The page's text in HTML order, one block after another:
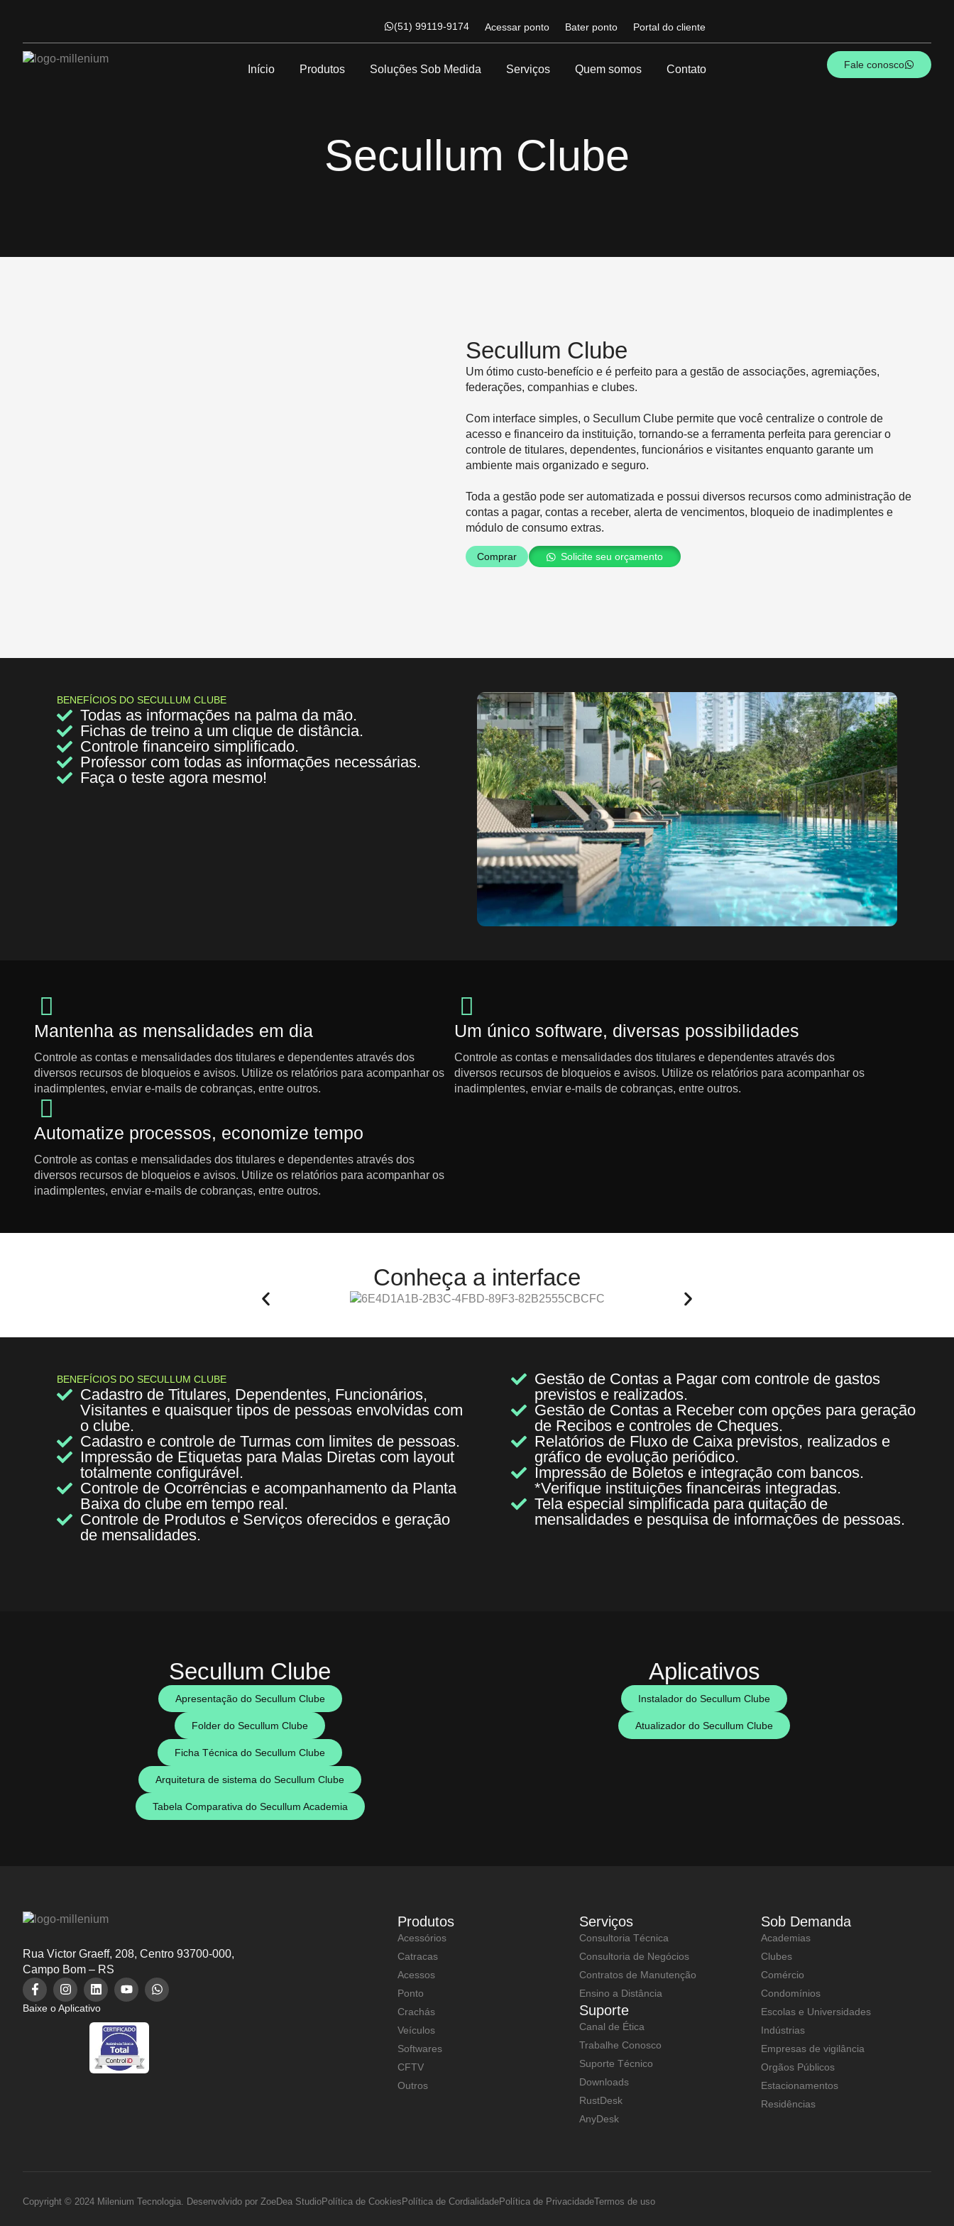
(51) 99119-9174 Acessar ponto Bater ponto Portal do cliente
Início Produtos Soluções Sob Medida Serviços Quem somos Contato Fale conosco
Secullum Clube
Secullum Clube
Um ótimo custo-benefício e é perfeito para a gestão de associações, agremiações,
federações, companhias e clubes.
Com interface simples, o Secullum Clube permite que você centralize o controle de
acesso e financeiro da instituição, tornando-se a ferramenta perfeita para gerenciar o
controle de titulares, dependentes, funcionários e visitantes enquanto garante um
ambiente mais organizado e seguro.
Toda a gestão pode ser automatizada e possui diversos recursos como administração de
contas a pagar, contas a receber, alerta de vencimentos, bloqueio de inadimplentes e
módulo de consumo extras.
Comprar Solicite seu orçamento
BENEFÍCIOS DO SECULLUM CLUBE
Todas as informações na palma da mão.
Fichas de treino a um clique de distância.
Controle financeiro simplificado.
Professor com todas as informações necessárias.
Faça o teste agora mesmo!
Mantenha as mensalidades em dia
Controle as contas e mensalidades dos titulares e dependentes através dos
diversos recursos de bloqueios e avisos. Utilize os relatórios para acompanhar os
inadimplentes, enviar e-mails de cobranças, entre outros.
Um único software, diversas possibilidades
Controle as contas e mensalidades dos titulares e dependentes através dos
diversos recursos de bloqueios e avisos. Utilize os relatórios para acompanhar os
inadimplentes, enviar e-mails de cobranças, entre outros.
Automatize processos, economize tempo
Controle as contas e mensalidades dos titulares e dependentes através dos
diversos recursos de bloqueios e avisos. Utilize os relatórios para acompanhar os
inadimplentes, enviar e-mails de cobranças, entre outros.
Conheça a interface
BENEFÍCIOS DO SECULLUM CLUBE
Cadastro de Titulares, Dependentes, Funcionários,
Visitantes e quaisquer tipos de pessoas envolvidas com
o clube.
Cadastro e controle de Turmas com limites de pessoas.
Impressão de Etiquetas para Malas Diretas com layout
totalmente configurável.
Controle de Ocorrências e acompanhamento da Planta
Baixa do clube em tempo real.
Controle de Produtos e Serviços oferecidos e geração
de mensalidades.
Gestão de Contas a Pagar com controle de gastos
previstos e realizados.
Gestão de Contas a Receber com opções para geração
de Recibos e controles de Cheques.
Relatórios de Fluxo de Caixa previstos, realizados e
gráfico de evolução periódico.
Impressão de Boletos e integração com bancos.
*Verifique instituições financeiras integradas.
Tela especial simplificada para quitação de
mensalidades e pesquisa de informações de pessoas.
Secullum Clube
Apresentação do Secullum Clube
Folder do Secullum Clube
Ficha Técnica do Secullum Clube
Arquitetura de sistema do Secullum Clube
Tabela Comparativa do Secullum Academia
Aplicativos
Instalador do Secullum Clube
Atualizador do Secullum Clube
Rua Victor Graeff, 208, Centro 93700-000,
Campo Bom – RS
Baixe o Aplicativo
Produtos
Acessórios
Catracas
Acessos
Ponto
Crachás
Veículos
Softwares
CFTV
Outros
Serviços
Consultoria Técnica
Consultoria de Negócios
Contratos de Manutenção
Ensino a Distância
Suporte
Canal de Ética
Trabalhe Conosco
Suporte Técnico
Downloads
RustDesk
AnyDesk
Sob Demanda
Academias
Clubes
Comércio
Condomínios
Escolas e Universidades
Indústrias
Empresas de vigilância
Orgãos Públicos
Estacionamentos
Residências
Copyright © 2024 Milenium Tecnologia. Desenvolvido por ZoeDea StudioPolítica de Cookies Política de CordialidadePolítica de PrivacidadeTermos de uso